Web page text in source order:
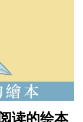
读的绘本